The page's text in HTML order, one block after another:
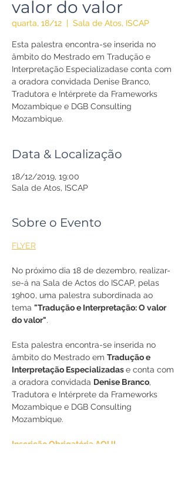
valor do valor
quarta, 18/12
  |
Sala de Atos, ISCAP
Esta palestra encontra-se inserida no
âmbito do Mestrado em Tradução e
Interpretação Especializadase conta com
a oradora convidada Denise Branco,
Tradutora e Intérprete da Frameworks
Mozambique e DGB Consulting
Mozambique.
Data & Localização
18/12/2019, 19:00
Sala de Atos, ISCAP
Sobre o Evento
FLYER
No próximo dia 18 de dezembro, realizar-
se-á na Sala de Actos do ISCAP, pelas
19h00, uma palestra subordinada ao
tema "Tradução e Interpretação: O valor
do valor".
Esta palestra encontra-se inserida no
âmbito do Mestrado em Tradução e
Interpretação Especializadas e conta com
a oradora convidada Denise Branco,
Tradutora e Intérprete da Frameworks
Mozambique e DGB Consulting
Mozambique.
Inscrição Obrigatória AQUI